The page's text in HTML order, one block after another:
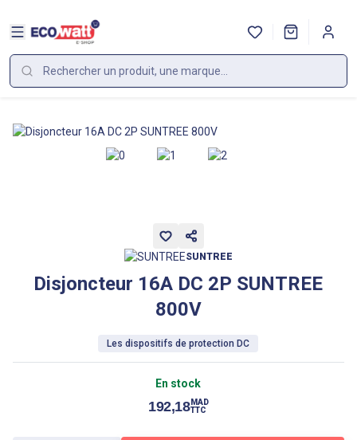
SUNTREE
Disjoncteur 16A DC 2P SUNTREE
800V
Les dispositifs de protection DC
En stock
192,18 MAD
TTC